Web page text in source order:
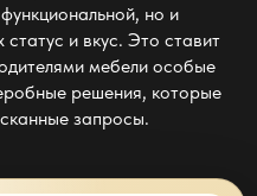
но и
и вкус. Это ставит
мебели особые
решения, которые
запросы.